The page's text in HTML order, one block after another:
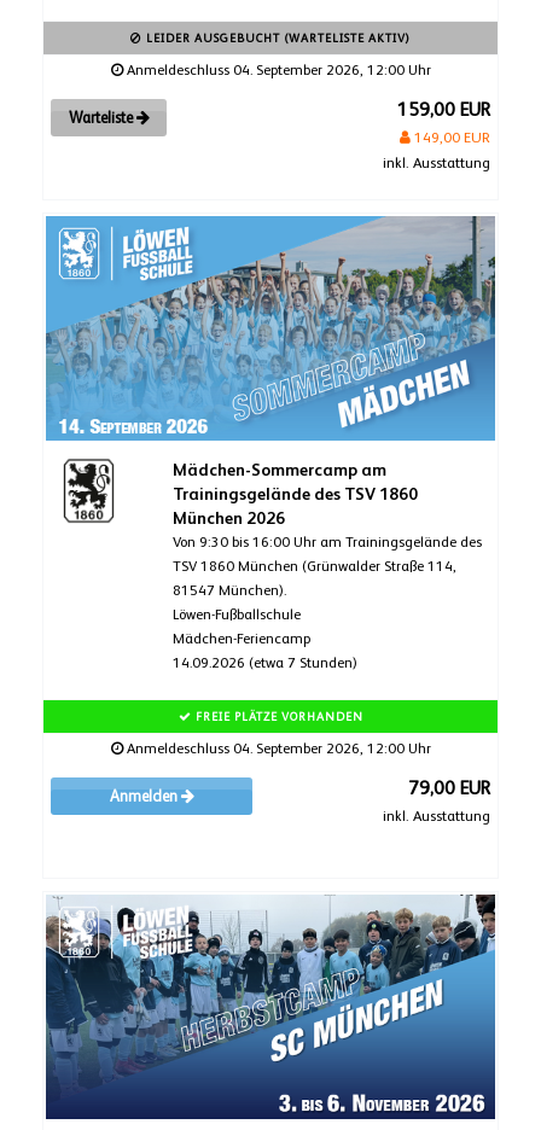
LEIDER AUSGEBUCHT (WARTELISTE AKTIV)
Anmeldeschluss 04. September 2026, 12:00 Uhr
Warteliste 159,00 EUR
149,00 EUR
inkl. Ausstattung
Mädchen-Sommercamp am
Trainingsgelände des TSV 1860
München 2026
Von 9:30 bis 16:00 Uhr am Trainingsgelände des
TSV 1860 München (Grünwalder Straße 114,
81547 München).
Löwen-Fußballschule
Mädchen-Feriencamp
14.09.2026 (etwa 7 Stunden)
FREIE PLÄTZE VORHANDEN
Anmeldeschluss 04. September 2026, 12:00 Uhr
Anmelden 79,00 EUR
inkl. Ausstattung